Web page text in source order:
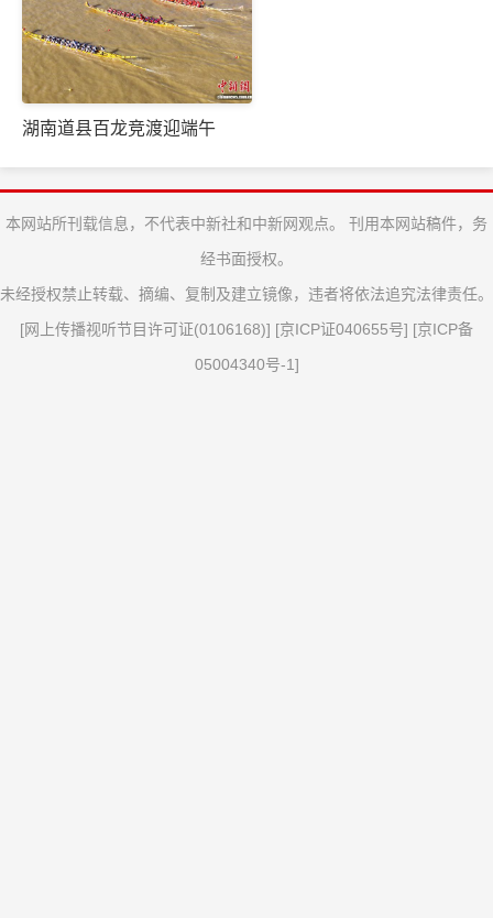
湖南道县百龙竞渡迎端午
本网站所刊载信息，不代表中新社和中新网观点。 刊用本网站稿件，务
经书面授权。
未经授权禁止转载、摘编、复制及建立镜像，违者将依法追究法律责任。
[网上传播视听节目许可证(0106168)] [京ICP证040655号] [京ICP备
05004340号-1]